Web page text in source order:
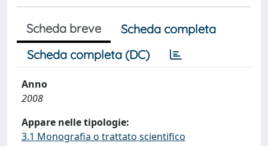
Scheda breve
Scheda completa
Scheda completa (DC)
Anno
2008
Appare nelle tipologie:
3.1 Monografia o trattato scientifico